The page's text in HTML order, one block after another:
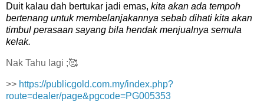
Duit kalau dah bertukar jadi emas, kita akan ada tempoh
bertenang untuk membelanjakannya sebab dihati kita akan
timbul perasaan sayang bila hendak menjualnya semula
kelak.
Nak Tahu lagi ;🥰
>> https://publicgold.com.my/index.php?
route=dealer/page&pgcode=PG005353